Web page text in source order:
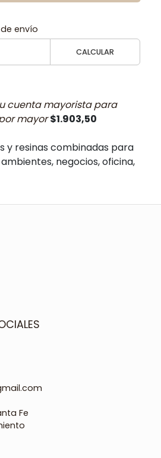
envío
CALCULAR
cuenta mayorista para
mayor$1.903,50
y resinas combinadas para
negocios, oficina,
Fe